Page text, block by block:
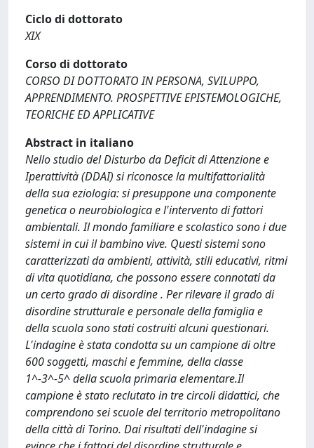
Ciclo di dottorato
XIX
Corso di dottorato
CORSO DI DOTTORATO IN PERSONA, SVILUPPO,
APPRENDIMENTO. PROSPETTIVE EPISTEMOLOGICHE,
TEORICHE ED APPLICATIVE
Abstract in italiano
Nello studio del Disturbo da Deficit di Attenzione e
Iperattività (DDAI) si riconosce la multifattorialità
della sua eziologia: si presuppone una componente
genetica o neurobiologica e l'intervento di fattori
ambientali. Il mondo familiare e scolastico sono i due
sistemi in cui il bambino vive. Questi sistemi sono
caratterizzati da ambienti, attività, stili educativi, ritmi
di vita quotidiana, che possono essere connotati da
un certo grado di disordine . Per rilevare il grado di
disordine strutturale e personale della famiglia e
della scuola sono stati costruiti alcuni questionari.
L'indagine è stata condotta su un campione di oltre
600 soggetti, maschi e femmine, della classe
1^-3^-5^ della scuola primaria elementare.Il
campione è stato reclutato in tre circoli didattici, che
comprendono sei scuole del territorio metropolitano
della città di Torino. Dai risultati dell'indagine si